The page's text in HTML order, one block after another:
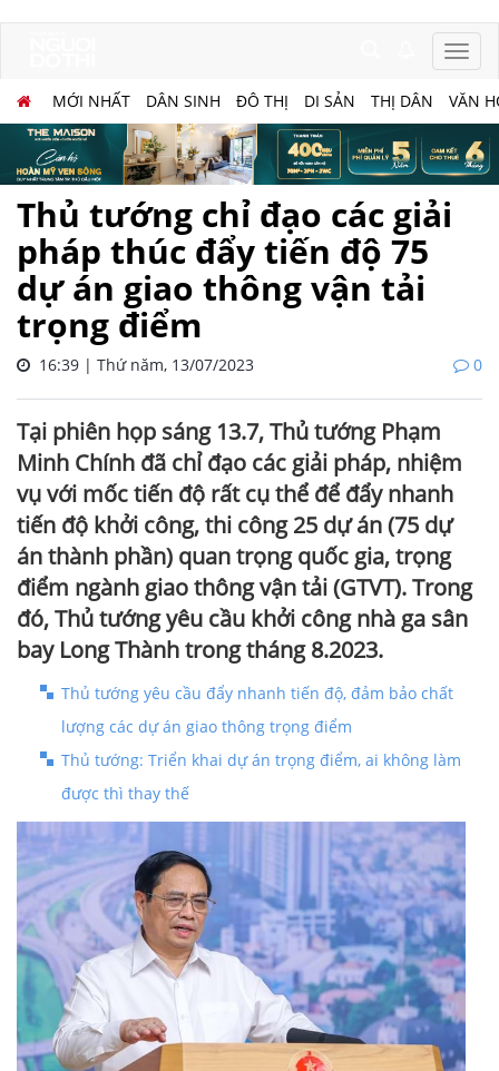
MỚI NHẤT DÂN SINH ĐÔ THỊ DI SẢN THỊ DÂN VĂN
Thủ tướng chỉ đạo các giải
pháp thúc đẩy tiến độ 75
dự án giao thông vận tải
trọng điểm
16:39 | Thứ năm, 13/07/2023 0
Tại phiên họp sáng 13.7, Thủ tướng Phạm
Minh Chính đã chỉ đạo các giải pháp, nhiệm
vụ với mốc tiến độ rất cụ thể để đẩy nhanh
tiến độ khởi công, thi công 25 dự án (75 dự
án thành phần) quan trọng quốc gia, trọng
điểm ngành giao thông vận tải (GTVT). Trong
đó, Thủ tướng yêu cầu khởi công nhà ga sân
bay Long Thành trong tháng 8.2023.
Thủ tướng yêu cầu đẩy nhanh tiến độ, đảm bảo chất
lượng các dự án giao thông trọng điểm
Thủ tướng: Triển khai dự án trọng điểm, ai không làm
được thì thay thế